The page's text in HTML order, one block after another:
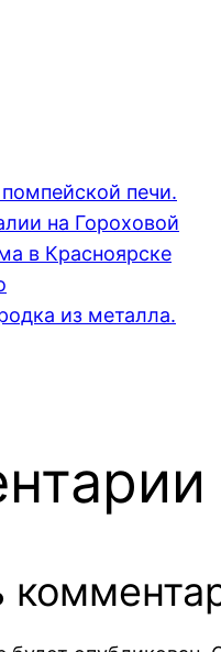
печи.
на Гороховой
в Красноярске
из металла.